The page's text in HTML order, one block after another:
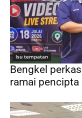
Isu tempatan
Bengkel
ramai